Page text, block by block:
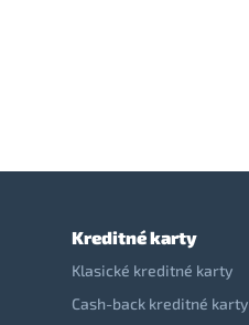
Kreditné karty
Klasické kreditné karty
Cash-back kreditné karty